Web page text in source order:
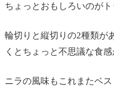
ちょっとおもしろいのがト
輪切りと縦切りの2種類が
くとちょっと不思議な食感
ニラの風味もこれまたベス